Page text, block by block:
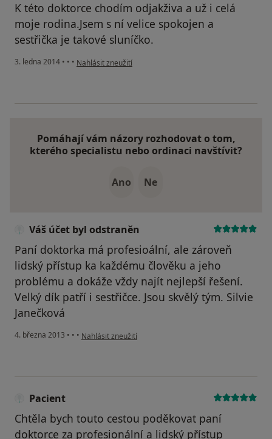
K této doktorce chodím odjakživa a už i celá
moje rodina.Jsem s ní velice spokojen a
sestřička je takové sluníčko.
3. ledna 2014 • • • podle názoru uživatele Váš účet byl odstraněn
Nahlásit zneužití
Pomáhají vám názory rozhodovat o tom,
kterého specialistu nebo ordinaci navštívit?
Ano Ne
Váš účet byl odstraněn
Paní doktorka má profesioální, ale zároveň
lidský přístup ka každému člověku a jeho
problému a dokáže vždy najít nejlepší řešení.
Velký dík patří i sestřičce. Jsou skvělý tým. Silvie
Janečková
4. března 2013 • • • podle názoru uživatele Váš účet byl odstraněn
Nahlásit zneužití
Pacient
Chtěla bych touto cestou poděkovat paní
doktorce za profesionální a lidský přístup